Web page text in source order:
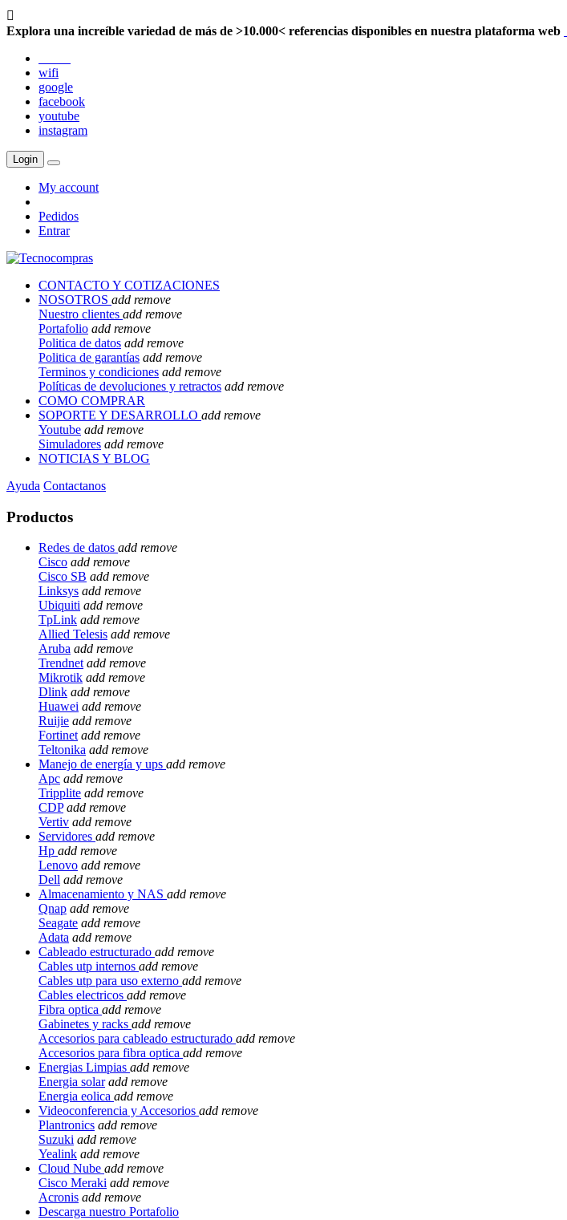

Explora una increíble variedad de más de >10.000< referencias disponibles en nuestra plataforma web
wifi
google
facebook
youtube
instagram
Login
My account
Pedidos
Entrar
CONTACTO Y COTIZACIONES
NOSOTROS add remove
Nuestro clientes add remove
Portafolio add remove
Politica de datos add remove
Politica de garantías add remove
Terminos y condiciones add remove
Políticas de devoluciones y retractos add remove
COMO COMPRAR
SOPORTE Y DESARROLLO add remove
Youtube add remove
Simuladores add remove
NOTICIAS Y BLOG
Ayuda Contactanos
Productos
Redes de datos add remove
Cisco add remove
Cisco SB add remove
Linksys add remove
Ubiquiti add remove
TpLink add remove
Allied Telesis add remove
Aruba add remove
Trendnet add remove
Mikrotik add remove
Dlink add remove
Huawei add remove
Ruijie add remove
Fortinet add remove
Teltonika add remove
Manejo de energía y ups add remove
Apc add remove
Tripplite add remove
CDP add remove
Vertiv add remove
Servidores add remove
Hp add remove
Lenovo add remove
Dell add remove
Almacenamiento y NAS add remove
Qnap add remove
Seagate add remove
Adata add remove
Cableado estructurado add remove
Cables utp internos add remove
Cables utp para uso externo add remove
Cables electricos add remove
Fibra optica add remove
Gabinetes y racks add remove
Accesorios para cableado estructurado add remove
Accesorios para fibra optica add remove
Energias Limpias add remove
Energia solar add remove
Energia eolica add remove
Videoconferencia y Accesorios add remove
Plantronics add remove
Suzuki add remove
Yealink add remove
Cloud Nube add remove
Cisco Meraki add remove
Acronis add remove
Descarga nuestro Portafolio